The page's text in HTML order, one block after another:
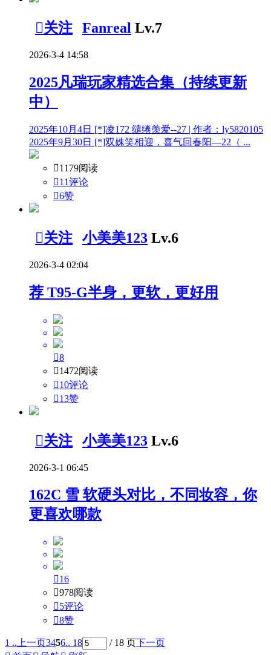
关注 Fanreal Lv.7
2026-3-4 14:58
2025凡瑞玩家精选合集（持续更新
中）
2025年10月4日 [*]凌172 缱绻羡爱--27 | 作者：ly5820105
2025年9月30日 [*]双姝笑相迎，喜气回春阳—22（ ...
1179阅读
11评论
6赞
关注 小美美123 Lv.6
2026-3-4 02:04
荐 T95-G半身，更软，更好用
8
1472阅读
10评论
13赞
关注 小美美123 Lv.6
2026-3-1 06:45
162C 雪 软硬头对比，不同妆容，你
更喜欢哪款
16
978阅读
5评论
8赞
1 .. 上一页3456.. 18 / 18 页下一页